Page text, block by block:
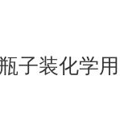
装化学用